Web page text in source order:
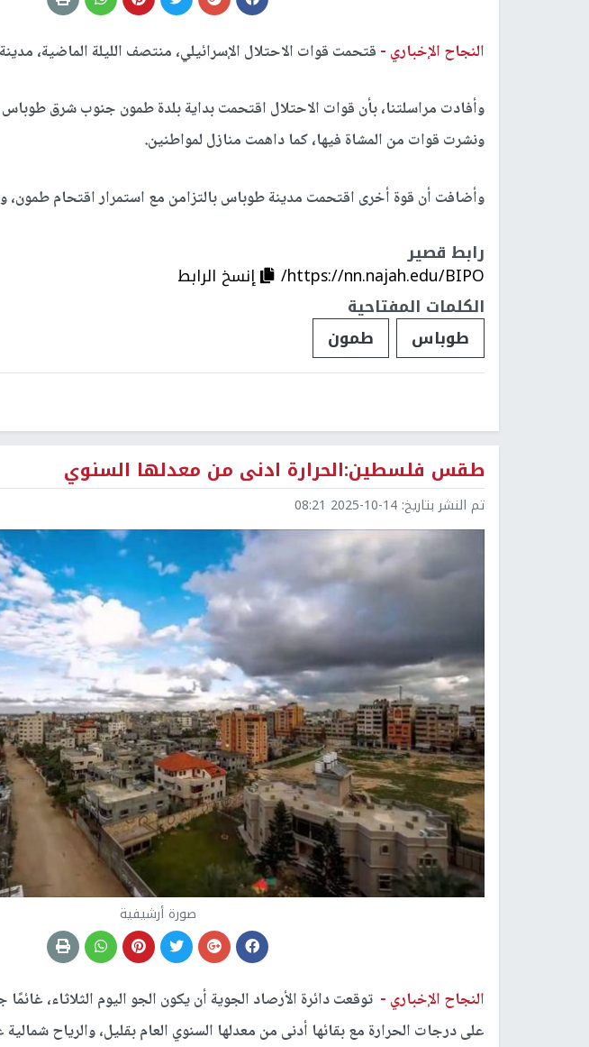
النجاح الإخباري - قتحمت قوات الاحتلال الإسرائيلي، منتصف الليلة الماضية،
وأفادت مراسلتنا، بأن قوات الاحتلال اقتحمت بداية بلدة طمون جنوب شرق
ونشرت قوات من المشاة فيها، كما داهمت منازل لمواطنين.
وأضافت أن قوة أخرى اقتحمت مدينة طوباس بالتزامن مع استمرار اقتحام
رابط قصير
https://nn.najah.edu/BIPO/
إنسخ الرابط
الكلمات المفتاحية
طوباس
طمون
طقس فلسطين:الحرارة ادنى من معدلها السنوي
تم النشر بتاريخ: 2025-10-14 08:21
صورة أرشيفية
النجاح الإخباري - توقعت دائرة الأرصاد الجوية أن يكون الجو اليوم الثلاثاء،
على درجات الحرارة مع بقائها أدنى من معدلها السنوي العام بقليل، والرياح